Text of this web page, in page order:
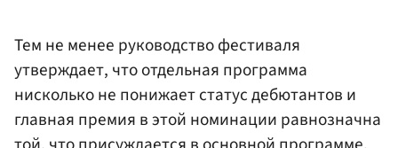
Тем не менее руководство фестиваля
утверждает, что отдельная программа
нисколько не понижает статус дебютантов и
главная премия в этой номинации равнозначна